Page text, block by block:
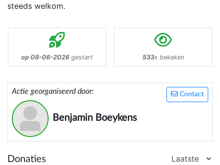
steeds welkom.
op 08-06-2026 gestart 533x bekeken
Contact
Actie georganiseerd door:
Benjamin Boeykens
Donaties